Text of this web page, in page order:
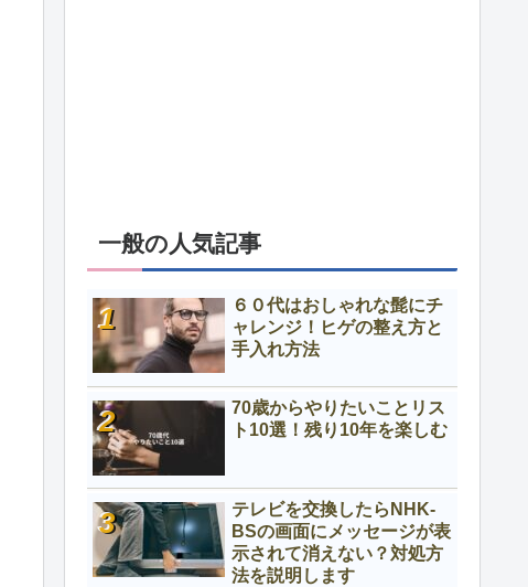
一般の人気記事
６０代はおしゃれな髭にチ
ャレンジ！ヒゲの整え方と
手入れ方法
70歳からやりたいことリス
ト10選！残り10年を楽しむ
テレビを交換したらNHK-
BSの画面にメッセージが表
示されて消えない？対処方
法を説明します